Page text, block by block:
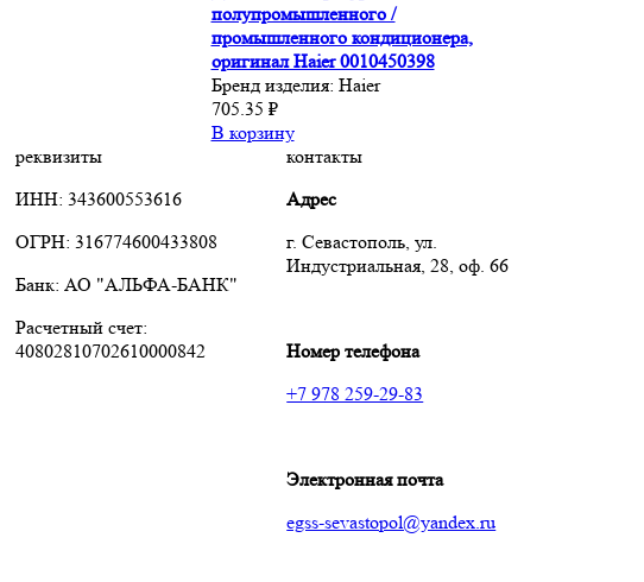
полупромышленного /
промышленного кондиционера,
оригинал Haier 0010450398
Бренд изделия: Haier
705.35 ₽
В корзину
реквизиты
ИНН: 343600553616
ОГРН: 316774600433808
Банк: АО "АЛЬФА-БАНК"
Расчетный счет:
40802810702610000842
контакты
Адрес
г. Севастополь, ул.
Индустриальная, 28, оф. 66
Номер телефона
+7 978 259-29-83
Электронная почта
egss-sevastopol@yandex.ru